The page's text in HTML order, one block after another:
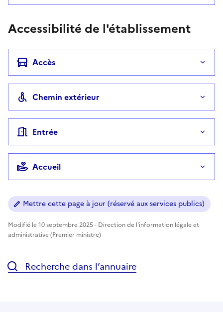
Accessibilité de l'établissement
Accès
Chemin extérieur
Entrée
Accueil
Mettre cette page à jour (réservé aux services publics)
Modifié le 10 septembre 2025 - Direction de l'information légale et
administrative (Premier ministre)
Recherche dans l’annuaire